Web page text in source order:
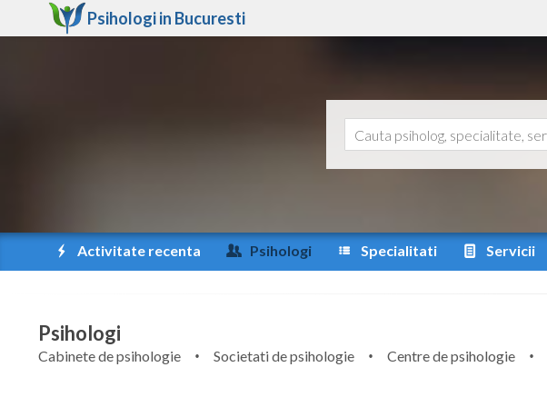
Psihologi in Bucuresti
Activitate recenta Psihologi Specialitati Servicii
Psihologi
Cabinete de psihologie Societati de psihologie Centre de psihologie